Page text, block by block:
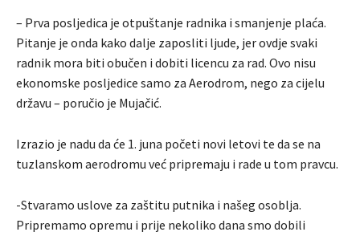
– Prva posljedica je otpuštanje radnika i smanjenje plaća.
Pitanje je onda kako dalje zaposliti ljude, jer ovdje svaki
radnik mora biti obučen i dobiti licencu za rad. Ovo nisu
ekonomske posljedice samo za Aerodrom, nego za cijelu
državu – poručio je Mujačić.
Izrazio je nadu da će 1. juna početi novi letovi te da se na
tuzlanskom aerodromu već pripremaju i rade u tom pravcu.
-Stvaramo uslove za zaštitu putnika i našeg osoblja.
Pripremamo opremu i prije nekoliko dana smo dobili